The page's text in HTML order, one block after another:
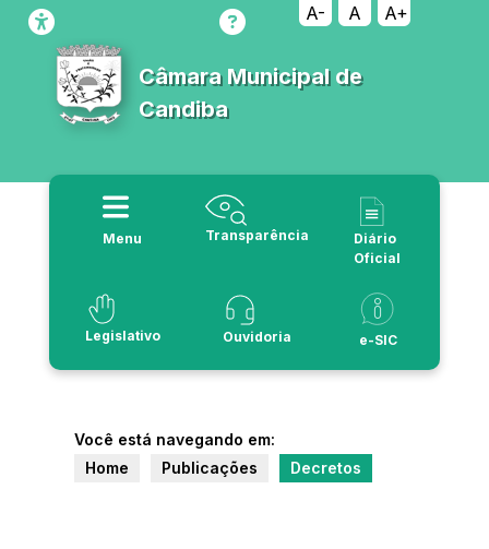
A- A A+
Câmara Municipal de
Candiba
Menu Transparência
Diário
Oficial
Legislativo Ouvidoria e-SIC
Você está navegando em:
Home
Publicações Decretos